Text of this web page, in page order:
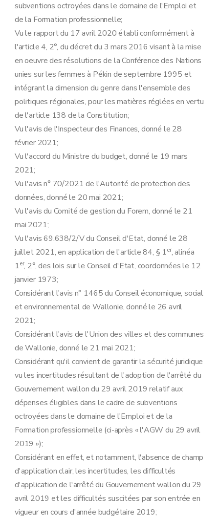
subventions octroyées dans le domaine de l'Emploi et
de la Formation professionnelle;
Vu le rapport du 17 avril 2020 établi conformément à
l'article 4, 2°, du décret du 3 mars 2016 visant à la mise
en oeuvre des résolutions de la Conférence des Nations
unies sur les femmes à Pékin de septembre 1995 et
intégrant la dimension du genre dans l'ensemble des
politiques régionales, pour les matières réglées en vertu
de l'article 138 de la Constitution;
Vu l'avis de l'Inspecteur des Finances, donné le 28
février 2021;
Vu l'accord du Ministre du budget, donné le 19 mars
2021;
Vu l'avis n° 70/2021 de l'Autorité de protection des
données, donné le 20 mai 2021;
Vu l'avis du Comité de gestion du Forem, donné le 21
mai 2021;
Vu l'avis 69.638/2/V du Conseil d'Etat, donné le 28
juillet 2021, en application de l'article 84, § 1er, alinéa
1er, 2°, des lois sur le Conseil d'Etat, coordonnées le 12
janvier 1973;
Considérant l'avis n° 1465 du Conseil économique, social
et environnemental de Wallonie, donné le 26 avril
2021;
Considérant l'avis de l'Union des villes et des communes
de Wallonie, donné le 21 mai 2021;
Considérant qu'il convient de garantir la sécurité juridique
vu les incertitudes résultant de l'adoption de l'arrêté du
Gouvernement wallon du 29 avril 2019 relatif aux
dépenses éligibles dans le cadre de subventions
octroyées dans le domaine de l'Emploi et de la
Formation professionnelle (ci-après « l'AGW du 29 avril
2019 »);
Considérant en effet, et notamment, l'absence de champ
d'application clair, les incertitudes, les difficultés
d'application de l'arrêté du Gouvernement wallon du 29
avril 2019 et les difficultés suscitées par son entrée en
vigueur en cours d'année budgétaire 2019;